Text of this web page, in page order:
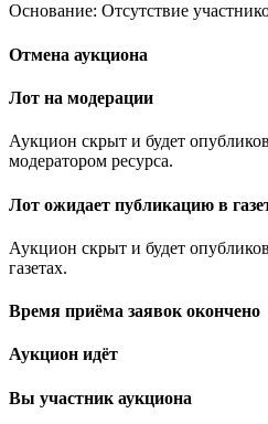
Основание: Отсутствие
Отмена аукциона
Лот на модерации
Аукцион скрыт и будет
модератором ресурса.
Лот ожидает публикацию в
Аукцион скрыт и будет
газетах.
Время приёма заявок окончено
Аукцион идёт
Вы участник аукциона